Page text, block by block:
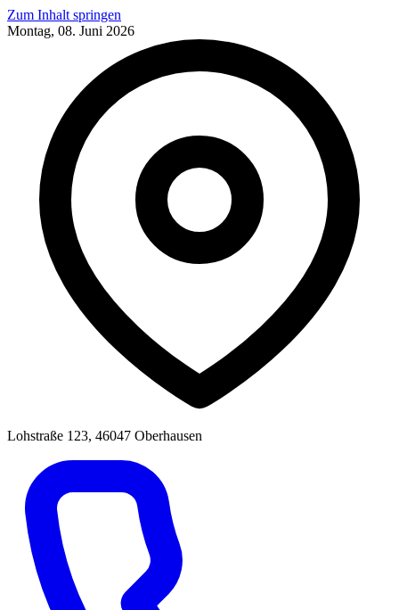
Zum Inhalt springen
Montag, 08. Juni 2026
Lohstraße 123, 46047 Oberhausen